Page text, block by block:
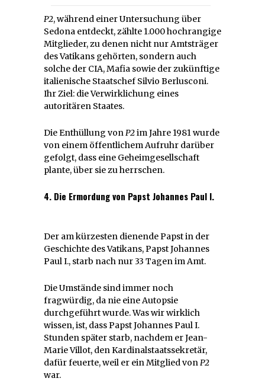
P2, während einer Untersuchung über
Sedona entdeckt, zählte 1.000 hochrangige
Mitglieder, zu denen nicht nur Amtsträger
des Vatikans gehörten, sondern auch
solche der CIA, Mafia sowie der zukünftige
italienische Staatschef Silvio Berlusconi.
Ihr Ziel: die Verwirklichung eines
autoritären Staates.
Die Enthüllung vonP2im Jahre 1981 wurde
von einem öffentlichem Aufruhr darüber
gefolgt, dass eine Geheimgesellschaft
plante, über sie zu herrschen.
4. Die Ermordung von Papst Johannes Paul I.
Der am kürzesten dienende Papst in der
Geschichte des Vatikans, Papst Johannes
Paul I., starb nach nur 33 Tagen im Amt.
Die Umstände sind immer noch
fragwürdig, da nie eine Autopsie
durchgeführt wurde. Was wir wirklich
wissen, ist, dass Papst Johannes Paul I.
Stunden später starb, nachdem er Jean-
Marie Villot, den Kardinalstaatssekretär,
dafür feuerte, weil er ein Mitglied vonP2
war.